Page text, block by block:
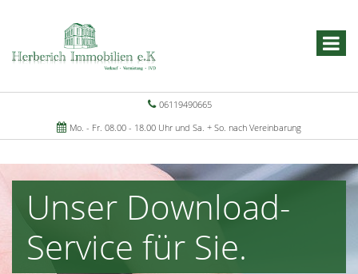
06119490665
Mo. - Fr. 08.00 - 18.00 Uhr und Sa. + So. nach Vereinbarung
Unser Download-
Service für Sie.